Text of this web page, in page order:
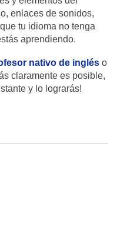
enlaces de sonidos,
tu idioma no tenga
aprendiendo.
nativo de inglés o
claramente es posible,
y lo lograrás!